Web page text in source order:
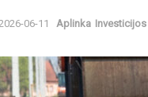
06-11 Aplinka Investicijos